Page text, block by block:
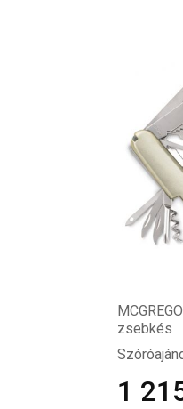
zsebkés
1